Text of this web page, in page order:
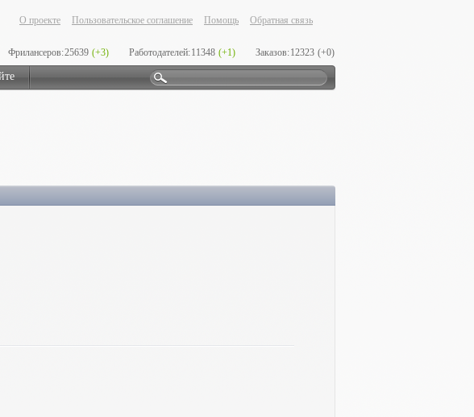
О проекте Пользовательское соглашение Помощь Обратная связь
Фрилансеров:25639 (+3) Работодателей:11348 (+1) Заказов:12323 (+0)